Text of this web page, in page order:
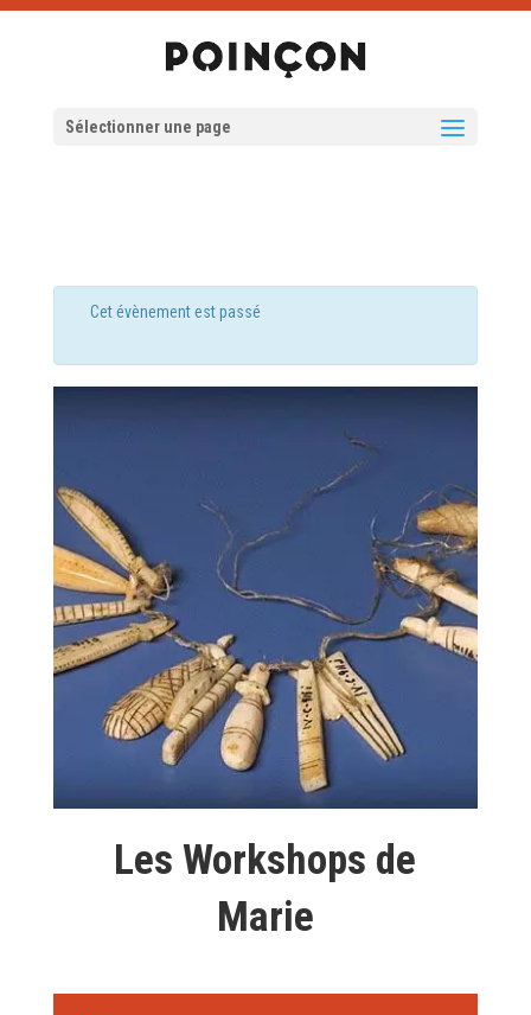
Sélectionner une page
Cet évènement est passé
Les Workshops de
Marie